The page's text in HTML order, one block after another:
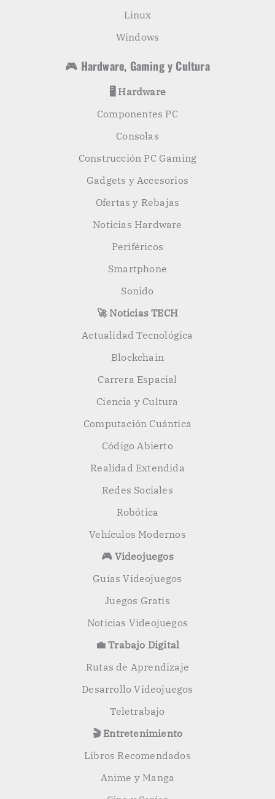
Linux
Windows
🎮 Hardware, Gaming y Cultura
🖥️ Hardware
Componentes PC
Consolas
Construcción PC Gaming
Gadgets y Accesorios
Ofertas y Rebajas
Noticias Hardware
Periféricos
Smartphone
Sonido
🚀 Noticias TECH
Actualidad Tecnológica
Blockchain
Carrera Espacial
Ciencia y Cultura
Computación Cuántica
Código Abierto
Realidad Extendida
Redes Sociales
Robótica
Vehículos Modernos
🎮 Videojuegos
Guías Videojuegos
Juegos Gratis
Noticias Videojuegos
💼 Trabajo Digital
Rutas de Aprendizaje
Desarrollo Videojuegos
Teletrabajo
🎬 Entretenimiento
Libros Recomendados
Anime y Manga